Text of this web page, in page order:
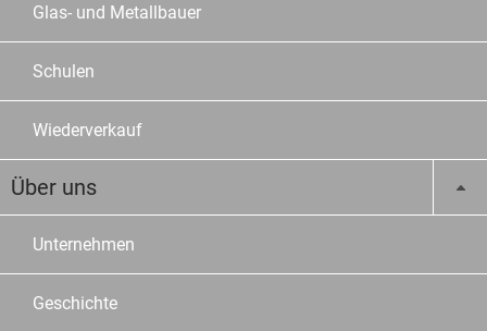
Glas- und Metallbauer
Schulen
Wiederverkauf
Über uns
Unternehmen
Geschichte